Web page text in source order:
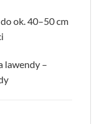
ok. 40–50 cm
lawendy –